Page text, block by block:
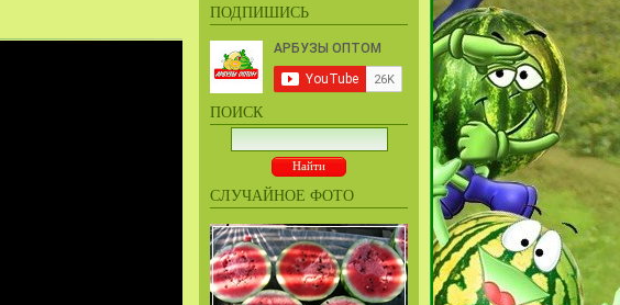
ПОДПИШИСЬ
ПОИСК
СЛУЧАЙНОЕ ФОТО